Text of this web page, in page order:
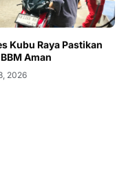
Kubu Raya Pastikan
Aman
2026